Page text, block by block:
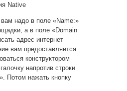
Native
надо в поле «Name:»
а в поле «Domain
адрес интернет
вам предоставляется
конструктором
напротив строки
Потом нажать кнопку